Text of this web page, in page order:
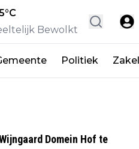
°C
Bewolkt
Politiek
Domein Hof te